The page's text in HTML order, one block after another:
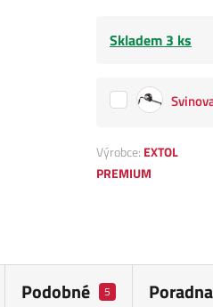
Skladem 3 ks
Výrobce: EXTOL
PREMIUM
Podobné 5 Poradna